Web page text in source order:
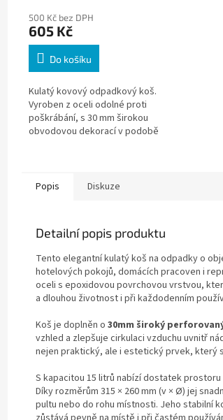
500 Kč bez DPH
605 Kč
Do košíku
Kulatý kovový odpadkový koš.
Vyroben z oceli odolné proti
poškrábání, s 30 mm širokou
obvodovou dekorací v podobě
Popis
Diskuze
Detailní popis produktu
Tento elegantní kulatý koš na odpadky o
hotelových pokojů, domácích pracoven i
oceli s epoxidovou povrchovou vrstvou,
a dlouhou životnost i při každodenním
Koš je doplněn o 30mm široký
vzhled a zlepšuje cirkulaci vzduchu uvnitř
nejen praktický, ale i estetický prvek, který
S kapacitou 15 litrů nabízí dostatek
Díky rozměrům 315 × 260 mm (v × Ø) jej
pultu nebo do rohu místnosti. Jeho stabilní